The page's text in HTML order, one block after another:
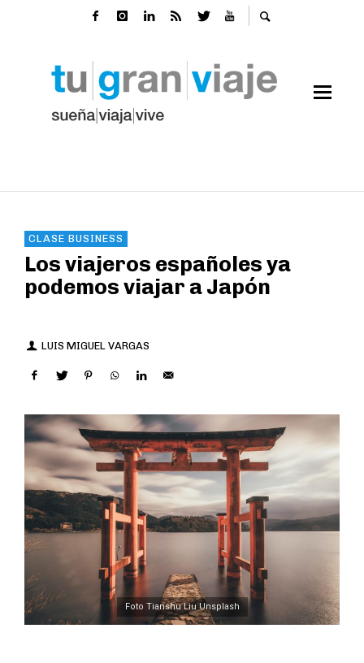
CLASE BUSINESS
Los viajeros españoles ya
podemos viajar a Japón
LUIS MIGUEL VARGAS
Foto Tianshu Liu Unsplash